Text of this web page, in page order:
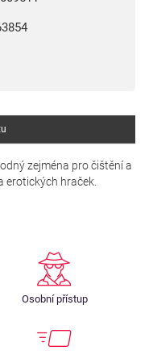
zejména pro čištění a
erotických hraček.
Osobní přístup